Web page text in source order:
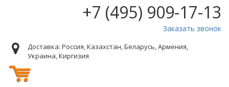
+7 (495) 909-17-13
Заказать звонок
Доставка: Россия, Казахстан, Беларусь, Армения,
Украина, Киргизия